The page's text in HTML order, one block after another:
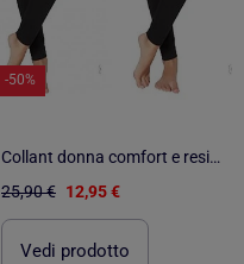
-50%
Collant donna comfort e resistenza DIAMANTINO - Confezione da 2
25,90 € 12,95 €
Vedi prodotto